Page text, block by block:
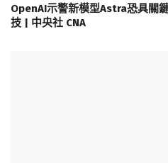
OpenAI示警新模型Astra恐具
技 | 中央社 CNA